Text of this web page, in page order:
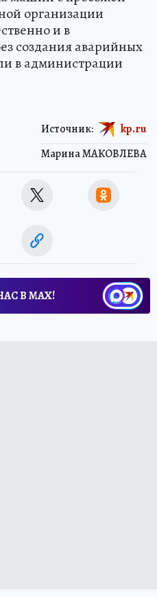
организации
и в
создания аварийных
в администрации
Марина МАКОВЛЕВА
Источник: kp.ru
В МАХ!